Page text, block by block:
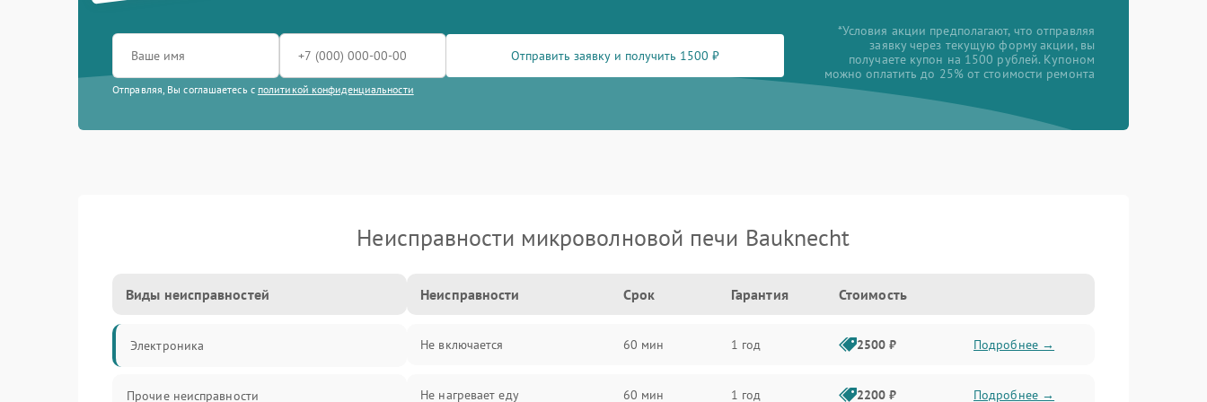
Отправить заявку и получить 1500 ₽
Отправляя, Вы соглашаетесь с политикой конфиденциальности
*Условия акции предполагают, что отправляя
заявку через текущую форму акции, вы
получаете купон на 1500 рублей. Купоном
можно оплатить до 25% от стоимости ремонта
Неисправности микроволновой печи Bauknecht
Виды неисправностей
Электроника
Прочие неисправности
Неисправности Срок Гарантия Стоимость
Не включается 60 мин 1 год 2500 ₽ Подробнее →
Не нагревает еду 60 мин 1 год 2200 ₽ Подробнее →